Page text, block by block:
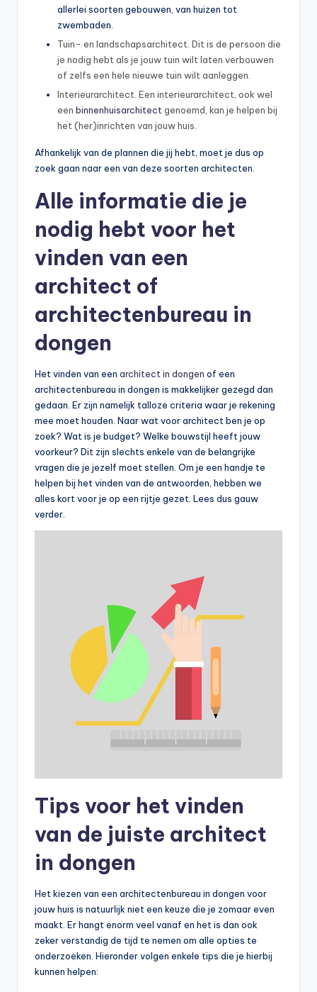
allerlei soorten gebouwen, van huizen tot
zwembaden.
Tuin- en landschapsarchitect. Dit is de persoon die
je nodig hebt als je jouw tuin wilt laten verbouwen
of zelfs een hele nieuwe tuin wilt aanleggen.
Interieurarchitect. Een interieurarchitect, ook wel
een binnenhuisarchitect genoemd, kan je helpen bij
het (her)inrichten van jouw huis.
Afhankelijk van de plannen die jij hebt, moet je dus op
zoek gaan naar een van deze soorten architecten.
Alle informatie die je
nodig hebt voor het
vinden van een
architect of
architectenbureau in
dongen
Het vinden van een architect in dongen of een
architectenbureau in dongen is makkelijker gezegd dan
gedaan. Er zijn namelijk talloze criteria waar je rekening
mee moet houden. Naar wat voor architect ben je op
zoek? Wat is je budget? Welke bouwstijl heeft jouw
voorkeur? Dit zijn slechts enkele van de belangrijke
vragen die je jezelf moet stellen. Om je een handje te
helpen bij het vinden van de antwoorden, hebben we
alles kort voor je op een rijtje gezet. Lees dus gauw
verder.
Tips voor het vinden
van de juiste architect
in dongen
Het kiezen van een architectenbureau in dongen voor
jouw huis is natuurlijk niet een keuze die je zomaar even
maakt. Er hangt enorm veel vanaf en het is dan ook
zeker verstandig de tijd te nemen om alle opties te
onderzoeken. Hieronder volgen enkele tips die je hierbij
kunnen helpen: